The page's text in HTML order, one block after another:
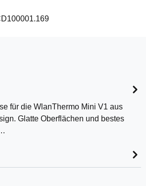
für die WlanThermo Mini V1 aus
Glatte Oberflächen und bestes